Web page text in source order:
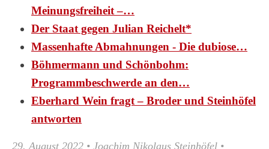
Meinungsfreiheit –…
Der Staat gegen Julian Reichelt*
Massenhafte Abmahnungen - Die dubiose…
Böhmermann und Schönbohm:
Programmbeschwerde an den…
Eberhard Wein fragt – Broder und Steinhöfel
antworten
29. August 2022 • Joachim Nikolaus Steinhöfel •